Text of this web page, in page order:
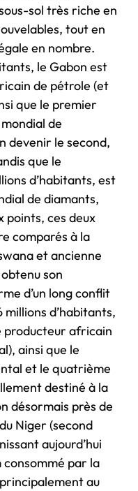
sol très riche en
tout en
en nombre.
le Gabon est
de pétrole (et
que le premier
de
devenir le second,
que le
d’habitants, est
de diamants,
points, ces deux
comparés à la
et ancienne
son
d’un long conflit
d’habitants,
producteur africain
ainsi que le
et le quatrième
destiné à la
désormais près de
Niger (second
aujourd’hui
consommé par la
au